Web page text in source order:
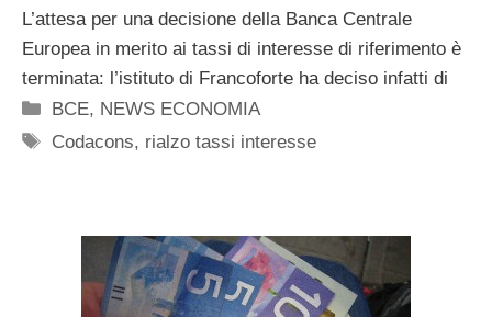
L’attesa per una decisione della Banca Centrale
Europea in merito ai tassi di interesse di riferimento è
terminata: l’istituto di Francoforte ha deciso infatti di
Categorie
BCE, NEWS ECONOMIA
Tag
Codacons, rialzo tassi interesse